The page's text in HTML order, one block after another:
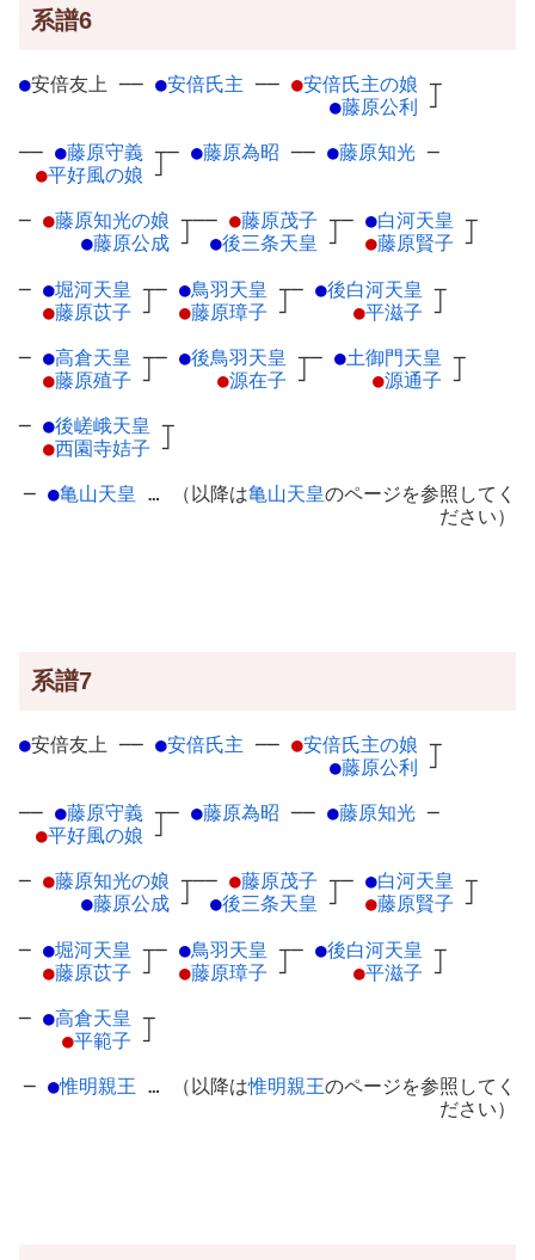
系譜6
●安倍友上 ── ●安倍氏主 ── ●安倍氏主の娘 ┬
●藤原公利 ┘
── ●藤原守義 ┬
●平好風の娘 ┘
─ ●藤原為昭 ── ●藤原知光 ─
─ ●藤原知光の娘 ┬
●藤原公成 ┘
── ●藤原茂子 ┬
●後三条天皇 ┘
─ ●白河天皇 ┬
●藤原賢子 ┘
─ ●堀河天皇 ┬
●藤原苡子 ┘
─ ●鳥羽天皇 ┬
●藤原璋子 ┘
─ ●後白河天皇 ┬
●平滋子 ┘
─ ●高倉天皇 ┬
●藤原殖子 ┘
─ ●後鳥羽天皇 ┬
●源在子 ┘
─ ●土御門天皇 ┬
●源通子 ┘
─ ●後嵯峨天皇 ┬
●西園寺姞子 ┘
─ ●亀山天皇 … （以降は亀山天皇のページを参照してく
ださい）
系譜7
●安倍友上 ── ●安倍氏主 ── ●安倍氏主の娘 ┬
●藤原公利 ┘
── ●藤原守義 ┬
●平好風の娘 ┘
─ ●藤原為昭 ── ●藤原知光 ─
─ ●藤原知光の娘 ┬
●藤原公成 ┘
── ●藤原茂子 ┬
●後三条天皇 ┘
─ ●白河天皇 ┬
●藤原賢子 ┘
─ ●堀河天皇 ┬
●藤原苡子 ┘
─ ●鳥羽天皇 ┬
●藤原璋子 ┘
─ ●後白河天皇 ┬
●平滋子 ┘
─ ●高倉天皇 ┬
●平範子 ┘
─ ●惟明親王 … （以降は惟明親王のページを参照してく
ださい）